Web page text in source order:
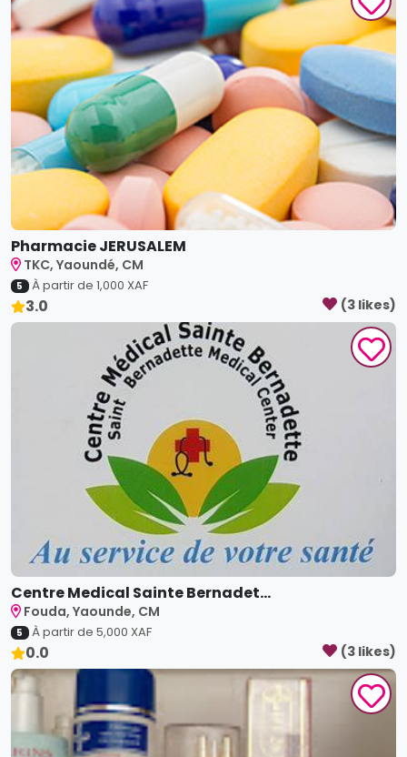
Pharmacie JERUSALEM
TKC, Yaoundé, CM
5 À partir de 1,000 XAF
3.0 (3 likes)
Centre Medical Sainte Bernadet...
Fouda, Yaounde, CM
5 À partir de 5,000 XAF
0.0 (3 likes)